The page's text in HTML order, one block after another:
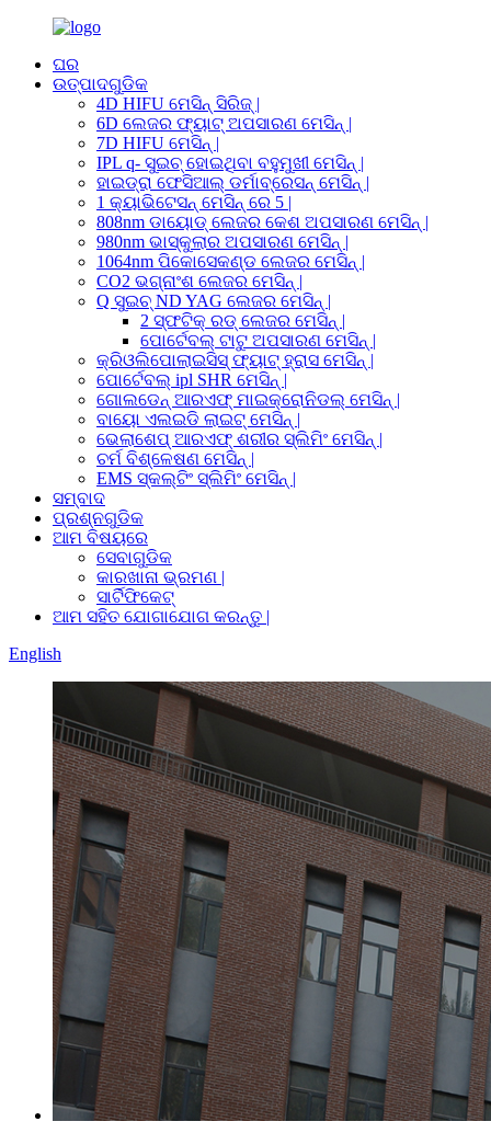
ଘର
ଉତ୍ପାଦଗୁଡିକ
4D HIFU ମେସିନ୍ ସିରିଜ୍ |
6D ଲେଜର ଫ୍ୟାଟ୍ ଅପସାରଣ ମେସିନ୍ |
7D HIFU ମେସିନ୍ |
IPL q- ସୁଇଚ୍ ହୋଇଥିବା ବହୁମୁଖୀ ମେସିନ୍ |
ହାଇଡ୍ରା ଫେସିଆଲ୍ ଡର୍ମାବ୍ରେସନ୍ ମେସିନ୍ |
1 କ୍ୟାଭିଟେସନ୍ ମେସିନ୍ ରେ 5 |
808nm ଡାୟୋଡ୍ ଲେଜର କେଶ ଅପସାରଣ ମେସିନ୍ |
980nm ଭାସ୍କୁଲାର ଅପସାରଣ ମେସିନ୍ |
1064nm ପିକୋସେକଣ୍ଡ ଲେଜର ମେସିନ୍ |
CO2 ଭଗ୍ନାଂଶ ଲେଜର ମେସିନ୍ |
Q ସୁଇଚ୍ ND YAG ଲେଜର ମେସିନ୍ |
2 ସ୍ଫଟିକ୍ ରଡ୍ ଲେଜର ମେସିନ୍ |
ପୋର୍ଟେବଲ୍ ଟାଟୁ ଅପସାରଣ ମେସିନ୍ |
କ୍ରିଓଲିପୋଲାଇସିସ୍ ଫ୍ୟାଟ୍ ହ୍ରାସ ମେସିନ୍ |
ପୋର୍ଟେବଲ୍ ipl SHR ମେସିନ୍ |
ଗୋଲଡେନ୍ ଆରଏଫ୍ ମାଇକ୍ରୋନିଡଲ୍ ମେସିନ୍ |
ବାୟୋ ଏଲଇଡି ଲାଇଟ୍ ମେସିନ୍ |
ଭେଲାଶେପ୍ ଆରଏଫ୍ ଶରୀର ସ୍ଲିମିଂ ମେସିନ୍ |
ଚର୍ମ ବିଶ୍ଳେଷଣ ମେସିନ୍ |
EMS ସ୍କଲ୍ଟିଂ ସ୍ଲିମିଂ ମେସିନ୍ |
ସମ୍ବାଦ
ପ୍ରଶ୍ନଗୁଡିକ
ଆମ ବିଷୟରେ
ସେବାଗୁଡିକ
କାରଖାନା ଭ୍ରମଣ |
ସାର୍ଟିଫିକେଟ୍
ଆମ ସହିତ ଯୋଗାଯୋଗ କରନ୍ତୁ |
English